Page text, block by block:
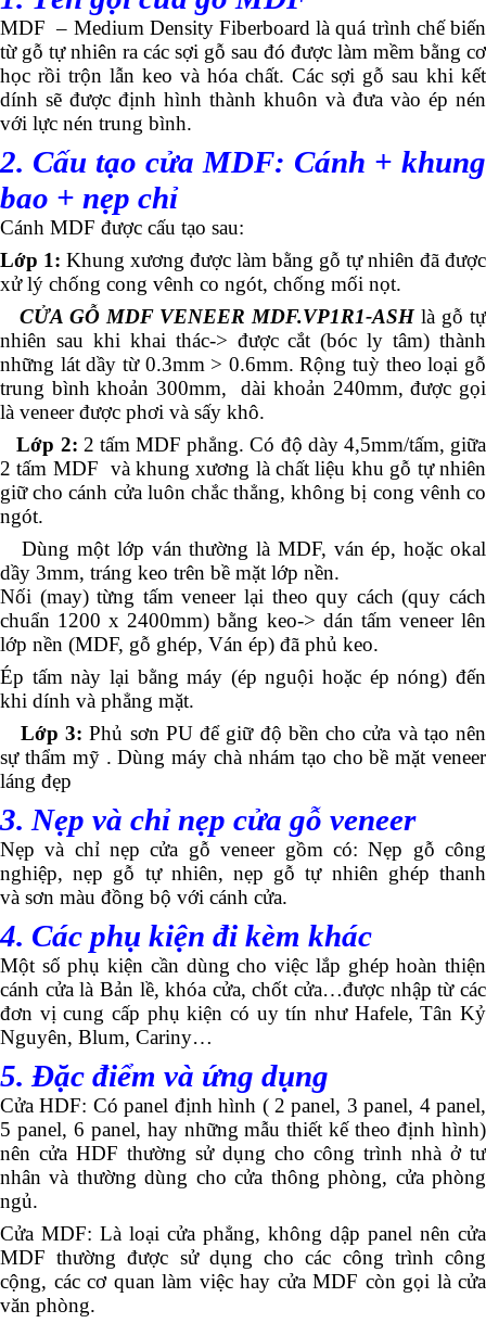
MDF – Medium Density Fiberboard là quá trình chế biến
từ gỗ tự nhiên ra các sợi gỗ sau đó được làm mềm bằng cơ
học rồi trộn lẫn keo và hóa chất. Các sợi gỗ sau khi kết
dính sẽ được định hình thành khuôn và đưa vào ép nén
với lực nén trung bình.
2. Cấu tạo cửa MDF: Cánh + khung
bao + nẹp chỉ
Cánh MDF được cấu tạo sau:
Lớp 1: Khung xương được làm bằng gỗ tự nhiên đã được
xử lý chống cong vênh co ngót, chống mối nọt.
CỬA GỖ MDF VENEER MDF.VP1R1-ASHlà gỗ tự
nhiên sau khi khai thác-> được cắt (bóc ly tâm) thành
những lát dầy từ 0.3mm > 0.6mm. Rộng tuỳ theo loại gỗ
trung bình khoản 300mm, dài khoản 240mm, được gọi
là veneer được phơi và sấy khô.
Lớp 2: 2 tấm MDF phẳng. Có độ dày 4,5mm/tấm, giữa
2 tấm MDF và khung xương là chất liệu khu gỗ tự nhiên
giữ cho cánh cửa luôn chắc thẳng, không bị cong vênh co
ngót.
Dùng một lớp ván thường là MDF, ván ép, hoặc okal
dầy 3mm, tráng keo trên bề mặt lớp nền.
Nối (may) từng tấm veneer lại theo quy cách (quy cách
chuẩn 1200 x 2400mm) bằng keo-> dán tấm veneer lên
lớp nền (MDF, gỗ ghép, Ván ép) đã phủ keo.
Ép tấm này lại bằng máy (ép nguội hoặc ép nóng) đến
khi dính và phẳng mặt.
Lớp 3: Phủ sơn PU để giữ độ bền cho cửa và tạo nên
sự thẩm mỹ . Dùng máy chà nhám tạo cho bề mặt veneer
láng đẹp
3. Nẹp và chỉ nẹp cửa gỗ veneer
Nẹp và chỉ nẹp cửa gỗ veneer gồm có: Nẹp gỗ công
nghiệp, nẹp gỗ tự nhiên, nẹp gỗ tự nhiên ghép thanh
và sơn màu đồng bộ với cánh cửa.
4. Các phụ kiện đi kèm khác
Một số phụ kiện cần dùng cho việc lắp ghép hoàn thiện
cánh cửa là Bản lề, khóa cửa, chốt cửa…được nhập từ các
đơn vị cung cấp phụ kiện có uy tín như Hafele, Tân Kỷ
Nguyên, Blum, Cariny…
5. Đặc điểm và ứng dụng
Cửa HDF: Có panel định hình ( 2 panel, 3 panel, 4 panel,
5 panel, 6 panel, hay những mẫu thiết kế theo định hình)
nên cửa HDF thường sử dụng cho công trình nhà ở tư
nhân và thường dùng cho cửa thông phòng, cửa phòng
ngủ.
Cửa MDF: Là loại cửa phẳng, không dập panel nên cửa
MDF thường được sử dụng cho các công trình công
cộng, các cơ quan làm việc hay cửa MDF còn gọi là cửa
văn phòng.